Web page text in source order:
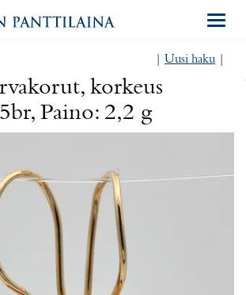
Uusi haku
korkeus
Paino: 2,2 g